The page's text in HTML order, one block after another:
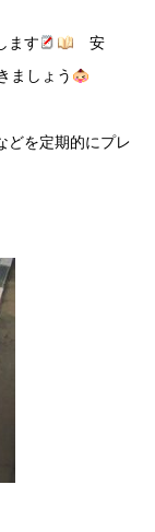
ます
安
ましょう
どを定期的にプレ